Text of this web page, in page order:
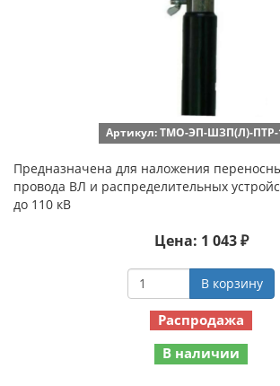
Артикул: ТМО-ЭП-ШЗП(Л)-ПТР-
Предназначена для наложения
провода ВЛ и распределительных
до 110 кВ
Цена: 1 043 ₽
В корзину
Распродажа
В наличии